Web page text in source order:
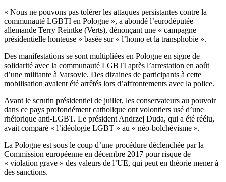
« Nous ne pouvons pas tolérer les attaques persistantes contre la
communauté LGBTI en Pologne », a abondé l’eurodéputée
allemande Terry Reintke (Verts), dénonçant une « campagne
présidentielle honteuse » basée sur « l’homo et la transphobie ».
Des manifestations se sont multipliées en Pologne en signe de
solidarité avec la communauté LGBTI après l’arrestation en août
d’une militante à Varsovie. Des dizaines de participants à cette
mobilisation avaient été arrêtés lors d’affrontements avec la police.
Avant le scrutin présidentiel de juillet, les conservateurs au pouvoir
dans ce pays profondément catholique ont volontiers usé d’une
rhétorique anti-LGBT. Le président Andrzej Duda, qui a été réélu,
avait comparé « l’idéologie LGBT » au « néo-bolchévisme ».
La Pologne est sous le coup d’une procédure déclenchée par la
Commission européenne en décembre 2017 pour risque de
« violation grave » des valeurs de l’UE, qui peut en théorie mener à
des sanctions.